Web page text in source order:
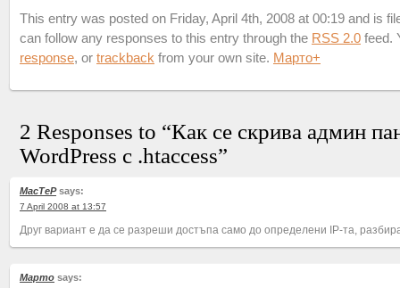
This entry was posted on Friday, April 4th, 2008 at 00:19 and is
can follow any responses to this entry through the RSS 2.0 feed.
response, or trackback from your own site. Марто+
2 Responses to “Как се скрива админ
WordPress с .htaccess”
MacTeP says:
7 April 2008 at 13:57
Друг вариант е да се разреши достъпа само до определени IP-та,
Марто says: